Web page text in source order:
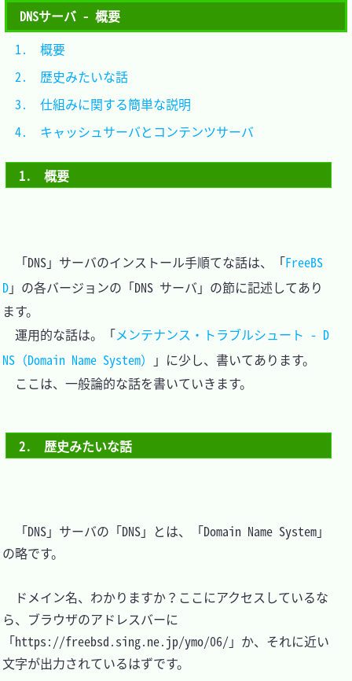
DNSサーバ - 概要
1.　概要
「DNS」サーバのインストール手順てな話は、「FreeBS
D」の各バージョンの「DNS サーバ」の節に記述してあり
ます。
運用的な話は。「メンテナンス・トラブルシュート - D
NS（Domain Name System）
」に少し、書いてあります。
ここは、一般論的な話を書いていきます。
2.　歴史みたいな話
「DNS」サーバの「DNS」とは、「Domain Name System」
の略です。
ドメイン名、わかりますか？ここにアクセスしているな
ら、ブラウザのアドレスバーに
「https://freebsd.sing.ne.jp/ymo/06/」か、それに近い
文字が出力されているはずです。